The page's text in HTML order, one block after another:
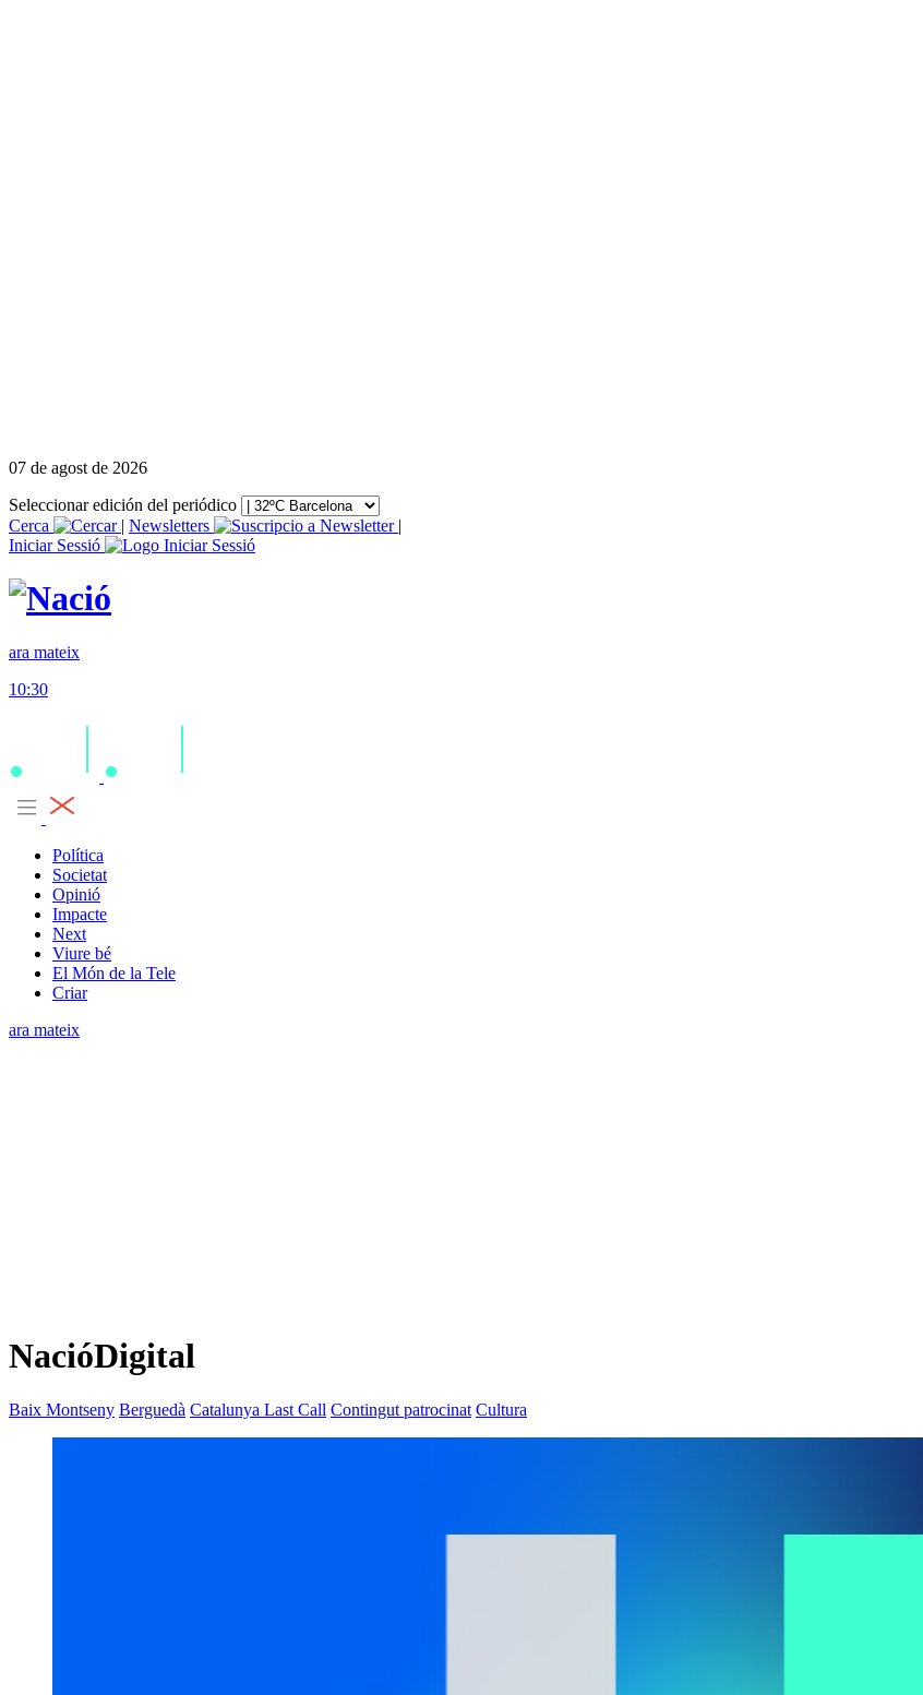
07 de agost de 2026
Seleccionar edición del periódico
Cerca
| Newsletters
|
Iniciar Sessió
ara mateix
10:30
Política
Societat
Opinió
Impacte
Next
Viure bé
El Món de la Tele
Criar
ara mateix
NacióDigital
Baix Montseny Berguedà Catalunya Last Call Contingut patrocinat Cultura